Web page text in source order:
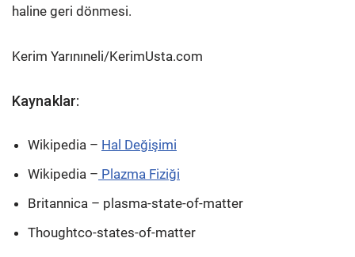
haline geri dönmesi.
Kerim Yarınıneli/KerimUsta.com
Kaynaklar:
Wikipedia – Hal Değişimi
Wikipedia – Plazma Fiziği
Britannica – plasma-state-of-matter
Thoughtco-states-of-matter